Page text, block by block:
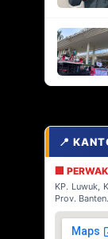
📍
🏢
KP. Luwuk,
Prov. Banten.